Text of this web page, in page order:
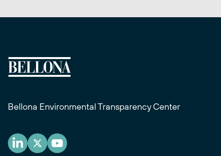
Bellona Environmental Transparency Center